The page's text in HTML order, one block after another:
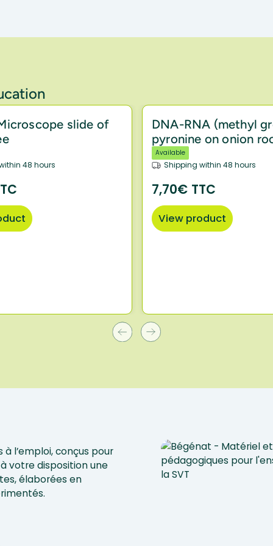
slide of
48 hours
DNA-RNA (methyl
pyronine on onion
Available
Shipping within 48 hours
7,70€ TTC
View product
l’emploi, conçus pour
votre disposition une
élaborées en